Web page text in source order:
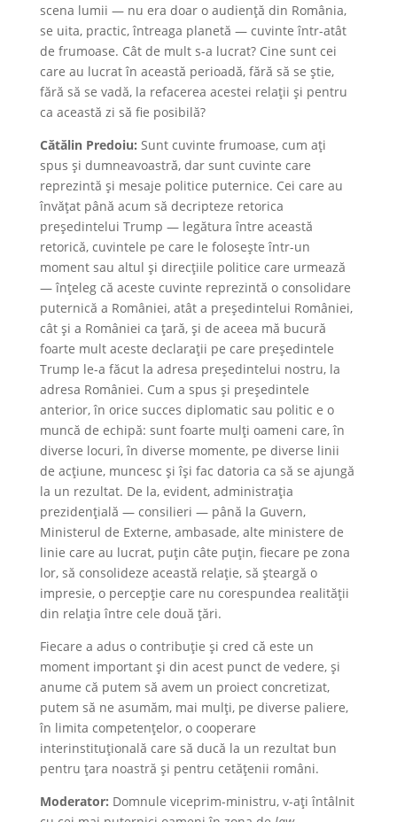
scena lumii — nu era doar o audiență din România,
se uita, practic, întreaga planetă — cuvinte într-atât
de frumoase. Cât de mult s-a lucrat? Cine sunt cei
care au lucrat în această perioadă, fără să se știe,
fără să se vadă, la refacerea acestei relații și pentru
ca această zi să fie posibilă?
Cătălin Predoiu: Sunt cuvinte frumoase, cum ați
spus și dumneavoastră, dar sunt cuvinte care
reprezintă și mesaje politice puternice. Cei care au
învățat până acum să decripteze retorica
președintelui Trump — legătura între această
retorică, cuvintele pe care le folosește într-un
moment sau altul și direcțiile politice care urmează
— înțeleg că aceste cuvinte reprezintă o consolidare
puternică a României, atât a președintelui României,
cât și a României ca țară, și de aceea mă bucură
foarte mult aceste declarații pe care președintele
Trump le-a făcut la adresa președintelui nostru, la
adresa României. Cum a spus și președintele
anterior, în orice succes diplomatic sau politic e o
muncă de echipă: sunt foarte mulți oameni care, în
diverse locuri, în diverse momente, pe diverse linii
de acțiune, muncesc și își fac datoria ca să se ajungă
la un rezultat. De la, evident, administrația
prezidențială — consilieri — până la Guvern,
Ministerul de Externe, ambasade, alte ministere de
linie care au lucrat, puțin câte puțin, fiecare pe zona
lor, să consolideze această relație, să șteargă o
impresie, o percepție care nu corespundea realității
din relația între cele două țări.
Fiecare a adus o contribuție și cred că este un
moment important și din acest punct de vedere, și
anume că putem să avem un proiect concretizat,
putem să ne asumăm, mai mulți, pe diverse paliere,
în limita competențelor, o cooperare
interinstituțională care să ducă la un rezultat bun
pentru țara noastră și pentru cetățenii români.
Moderator: Domnule viceprim-ministru, v-ați întâlnit